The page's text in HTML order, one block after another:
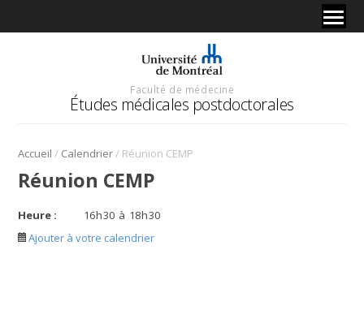
Faculté de médecine
Études médicales postdoctorales
Accueil / Calendrier/ Réunion CEMP
Réunion CEMP
Heure : 16h30 à 18h30
Ajouter à votre calendrier